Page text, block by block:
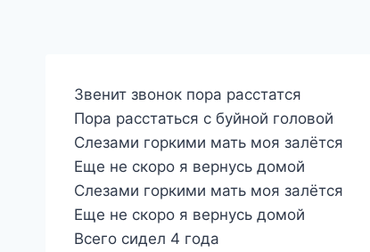
Звенит звонок пора расстатся
Пора расстаться с буйной головой
Слезами горкими мать моя залётся
Еще не скоро я вернусь домой
Слезами горкими мать моя залётся
Еще не скоро я вернусь домой
Всего сидел 4 года